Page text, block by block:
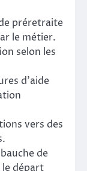
préretraite
le métier.
selon les
d’aide
vers des
de
le départ